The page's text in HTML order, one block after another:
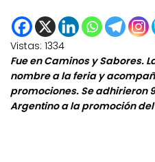
Vistas: 1334
Fue en Caminos y Sabores.
nombre a la feria y
promociones. Se adhirieron
Argentino a la promoción del